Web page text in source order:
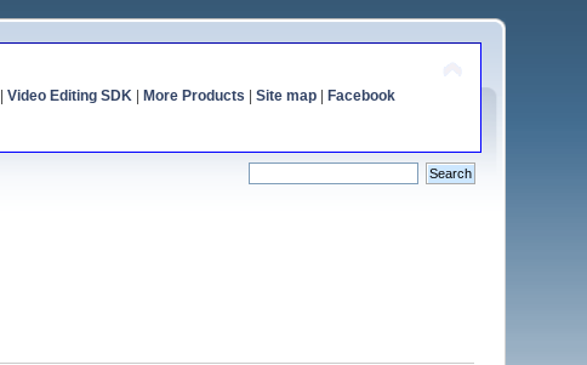
Video Editing SDK| More Products Site map| Facebook